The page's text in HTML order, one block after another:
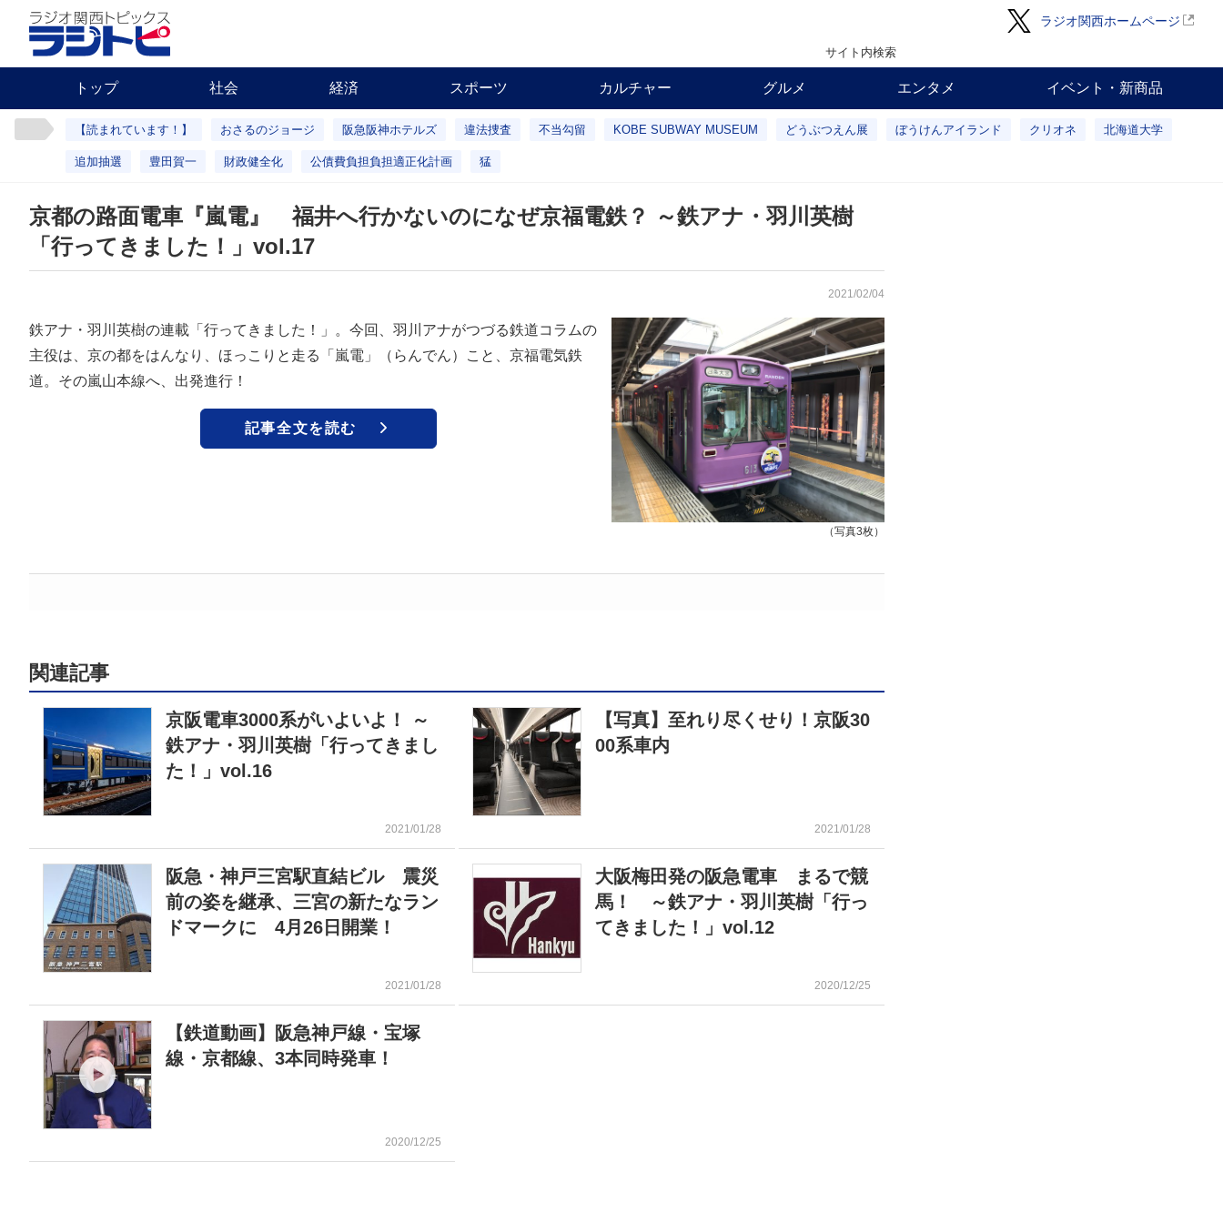
ラジオ関西ホームページ
サイト内検索
トップ 社会 経済 スポーツ カルチャー グルメ エンタメ イベント・新商品
【読まれています！】 おさるのジョージ 阪急阪神ホテルズ 違法捜査 不当勾留 KOBE SUBWAY MUSEUM どうぶつえん展 ぼうけんアイランド クリオネ 北海道大学
追加抽選 豊田賀一 財政健全化 公債費負担負担適正化計画 猛
京都の路面電車『嵐電』 福井へ行かないのになぜ京福電鉄？ ～鉄アナ・羽川英樹
「行ってきました！」vol.17
2021/02/04
（写真3枚）
鉄アナ・羽川英樹の連載「行ってきました！」。今回、羽川アナがつづる鉄道コラムの
主役は、京の都をはんなり、ほっこりと走る「嵐電」（らんでん）こと、京福電気鉄
道。その嵐山本線へ、出発進行！
記事全文を読む
関連記事
京阪電車3000系がいよいよ！ ～
鉄アナ・羽川英樹「行ってきまし
た！」vol.16
2021/01/28
【写真】至れり尽くせり！京阪30
00系車内
2021/01/28
阪急・神戸三宮駅直結ビル 震災
前の姿を継承、三宮の新たなラン
ドマークに 4月26日開業！
2021/01/28
大阪梅田発の阪急電車 まるで競
馬！ ～鉄アナ・羽川英樹「行っ
てきました！」vol.12
2020/12/25
【鉄道動画】阪急神戸線・宝塚
線・京都線、3本同時発車！
2020/12/25